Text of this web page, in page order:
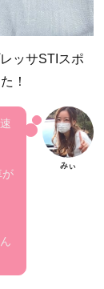
ッサSTIスポ
！
が